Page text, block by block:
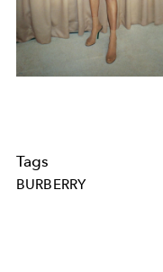
Tags
BURBERRY